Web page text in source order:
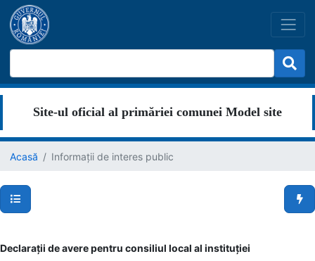
Site-ul oficial al primăriei comunei Model site
Acasă Informații de interes public
Secțiuni pagină
Declarații de avere pentru consiliul local al instituției